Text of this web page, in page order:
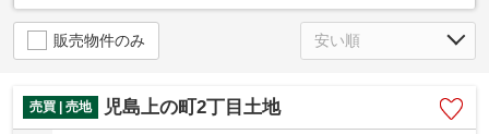
販売物件のみ
売買 | 売地 児島上の町2丁目土地